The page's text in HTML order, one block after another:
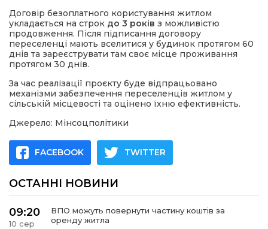
Договір безоплатного користування житлом
укладається на строк до 3 років з можливістю
продовження. Після підписання договору
переселенці мають вселитися у будинок протягом 60
днів та зареєструвати там своє місце проживання
протягом 30 днів.
За час реалізації проєкту буде відпрацьовано
механізми забезпечення переселенців житлом у
сільській місцевості та оцінено їхню ефективність.
Джерело: Мінсоцполітики
FACEBOOK TWITTER
ОСТАННІ НОВИНИ
09:20
10 сер
ВПО можуть повернути частину коштів за
оренду житла